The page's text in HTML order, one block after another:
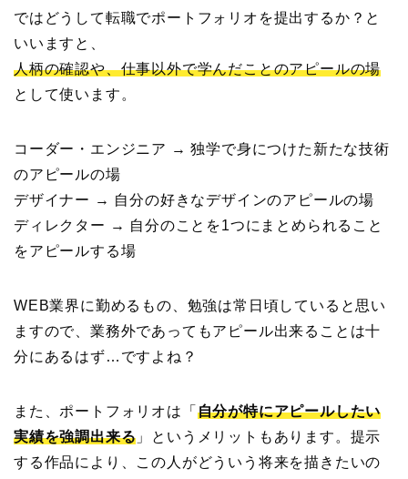
ではどうして転職でポートフォリオを提出するか？と
いいますと、
人柄の確認や、仕事以外で学んだことのアピールの場
として使います。
コーダー・エンジニア → 独学で身につけた新たな技術
のアピールの場
デザイナー → 自分の好きなデザインのアピールの場
ディレクター → 自分のことを1つにまとめられること
をアピールする場
WEB業界に勤めるもの、勉強は常日頃していると思い
ますので、業務外であってもアピール出来ることは十
分にあるはず…ですよね？
また、ポートフォリオは「 自分が特にアピールしたい
実績を強調出来る 」というメリットもあります。提示
する作品により、この人がどういう将来を描きたいの